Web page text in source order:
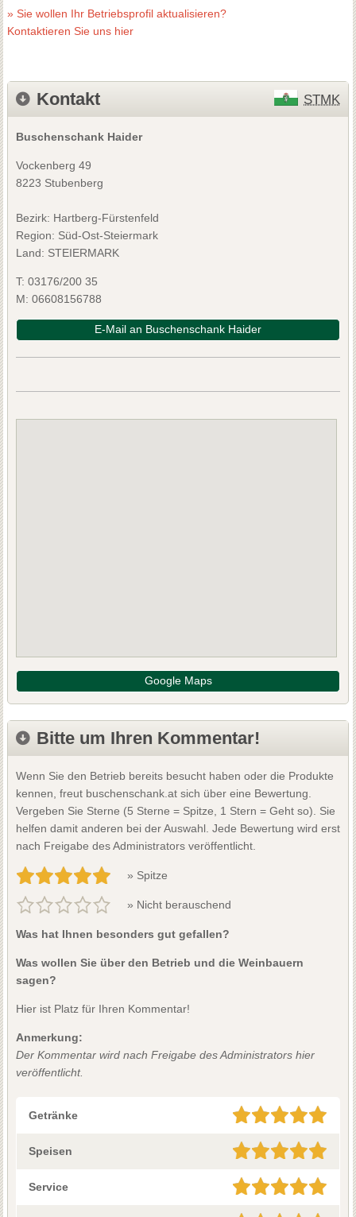
» Sie wollen Ihr Betriebsprofil aktualisieren?
Kontaktieren Sie uns hier
Kontakt STMK
Buschenschank Haider
Vockenberg 49
8223 Stubenberg
Bezirk: Hartberg-Fürstenfeld
Region: Süd-Ost-Steiermark
Land: STEIERMARK
T: 03176/200 35
M: 06608156788
E-Mail an Buschenschank Haider
Google Maps
Bitte um Ihren Kommentar!
Wenn Sie den Betrieb bereits besucht haben oder die Produkte
kennen, freut buschenschank.at sich über eine Bewertung.
Vergeben Sie Sterne (5 Sterne = Spitze, 1 Stern = Geht so). Sie
helfen damit anderen bei der Auswahl. Jede Bewertung wird erst
nach Freigabe des Administrators veröffentlicht.
» Spitze
» Nicht berauschend
Was hat Ihnen besonders gut gefallen?
Was wollen Sie über den Betrieb und die Weinbauern
sagen?
Hier ist Platz für Ihren Kommentar!
Anmerkung:
Der Kommentar wird nach Freigabe des Administrators hier
veröffentlicht.
Getränke
Speisen
Service